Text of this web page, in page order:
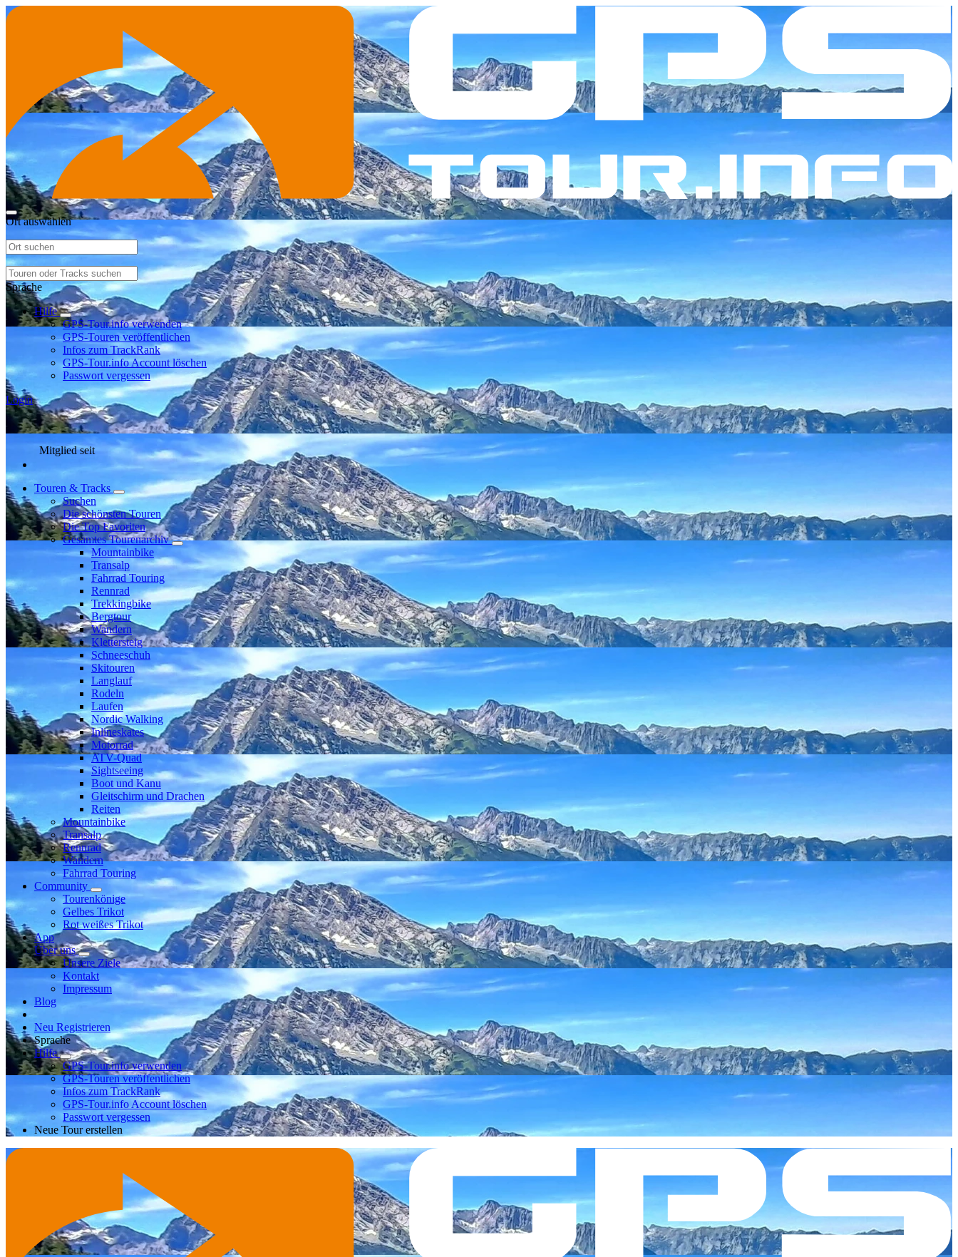
Ort auswählen
Sprache
Hilfe
GPS-Tour.info verwenden
GPS-Touren veröffentlichen
Infos zum TrackRank
GPS-Tour.info Account löschen
Passwort vergessen
Login
Mitglied seit
Touren & Tracks
Suchen
Die schönsten Touren
Die Top Favoriten
Gesamtes Tourenarchiv
Mountainbike
Transalp
Fahrrad Touring
Rennrad
Trekkingbike
Bergtour
Wandern
Klettersteig
Schneeschuh
Skitouren
Langlauf
Rodeln
Laufen
Nordic Walking
Inlineskates
Motorrad
ATV-Quad
Sightseeing
Boot und Kanu
Gleitschirm und Drachen
Reiten
Mountainbike
Transalp
Rennrad
Wandern
Fahrrad Touring
Community
Tourenkönige
Gelbes Trikot
Rot weißes Trikot
App
Über uns
Unsere Ziele
Kontakt
Impressum
Blog
Neu Registrieren
Sprache
Hilfe
GPS-Tour.info verwenden
GPS-Touren veröffentlichen
Infos zum TrackRank
GPS-Tour.info Account löschen
Passwort vergessen
Neue Tour erstellen